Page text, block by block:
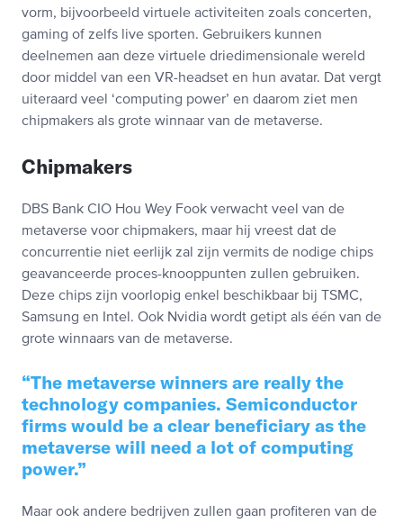
vorm, bijvoorbeeld virtuele activiteiten zoals concerten,
gaming of zelfs live sporten. Gebruikers kunnen
deelnemen aan deze virtuele driedimensionale wereld
door middel van een VR-headset en hun avatar. Dat vergt
uiteraard veel ‘computing power’ en daarom ziet men
chipmakers als grote winnaar van de metaverse.
Chipmakers
DBS Bank CIO Hou Wey Fook verwacht veel van de
metaverse voor chipmakers, maar hij vreest dat de
concurrentie niet eerlijk zal zijn vermits de nodige chips
geavanceerde proces-knooppunten zullen gebruiken.
Deze chips zijn voorlopig enkel beschikbaar bij TSMC,
Samsung en Intel. Ook Nvidia wordt getipt als één van de
grote winnaars van de metaverse.
The metaverse winners are really the
technology companies. Semiconductor
firms would be a clear beneficiary as the
metaverse will need a lot of computing
power.
Maar ook andere bedrijven zullen gaan profiteren van de